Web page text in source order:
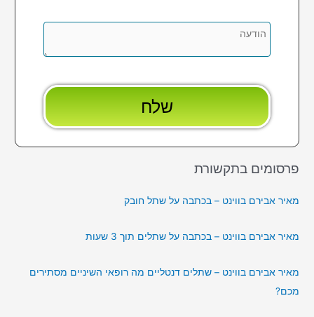
פרסומים בתקשורת
מאיר אבירם בווינט – בכתבה על שתל חובק
מאיר אבירם בווינט – בכתבה על שתלים תוך 3 שעות
מאיר אבירם בווינט – שתלים דנטליים מה רופאי השיניים מסתירים
מכם?